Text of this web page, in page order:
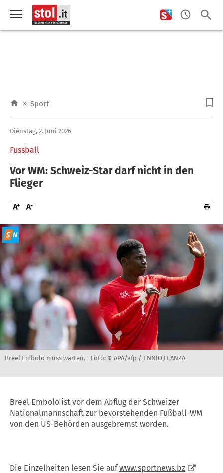
» Sport
Fussball
Dienstag, 2. Juni 2026
Vor WM: Schweiz-Star darf nicht in den
Flieger
Breel Embolo muss warten. - Foto: © APA/afp / ENNIO LEANZA
Breel Embolo ist vor dem Abflug der Schweizer
Nationalmannschaft zur bevorstehenden Fußball-WM
von den US-Behörden ausgebremst worden.
Die Einzelheiten lesen Sie aufwww.sportnews.bz